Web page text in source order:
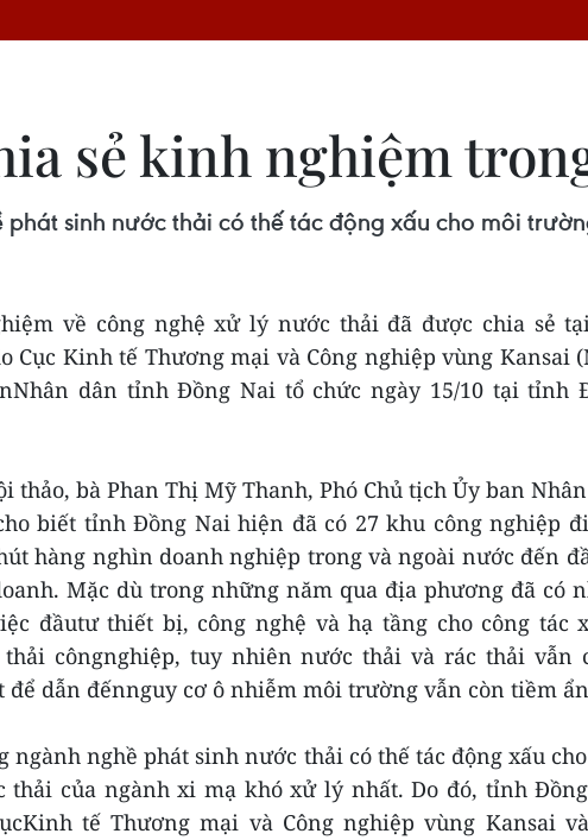
sẻ kinh nghiệm
phát sinh nước thải có thế tác động xấu cho môi
về công nghệ xử lý nước thải đã được chia sẻ
Cục Kinh tế Thương mại và Công nghiệp vùng Kansai
dân tỉnh Đồng Nai tổ chức ngày 15/10 tại tỉnh
thảo, bà Phan Thị Mỹ Thanh, Phó Chủ tịch Ủy ban
biết tỉnh Đồng Nai hiện đã có 27 khu công nghiệp
hàng nghìn doanh nghiệp trong và ngoài nước đến
Mặc dù trong những năm qua địa phương đã có
đầutư thiết bị, công nghệ và hạ tầng cho công tác
côngnghiệp, tuy nhiên nước thải và rác thải vẫn
dẫn đếnnguy cơ ô nhiễm môi trường vẫn còn tiềm
ngành nghề phát sinh nước thải có thế tác động xấu
thải của ngành xi mạ khó xử lý nhất. Do đó, tỉnh
tế Thương mại và Công nghiệp vùng Kansai